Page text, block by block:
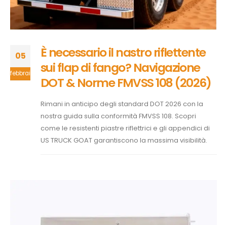
05
febbraio
È necessario il nastro riflettente
sui flap di fango? Navigazione
DOT & Norme FMVSS 108 (2026)
Rimani in anticipo degli standard DOT 2026 con la
nostra guida sulla conformità FMVSS 108. Scopri
come le resistenti piastre riflettrici e gli appendici di
US TRUCK GOAT garantiscono la massima visibilità.